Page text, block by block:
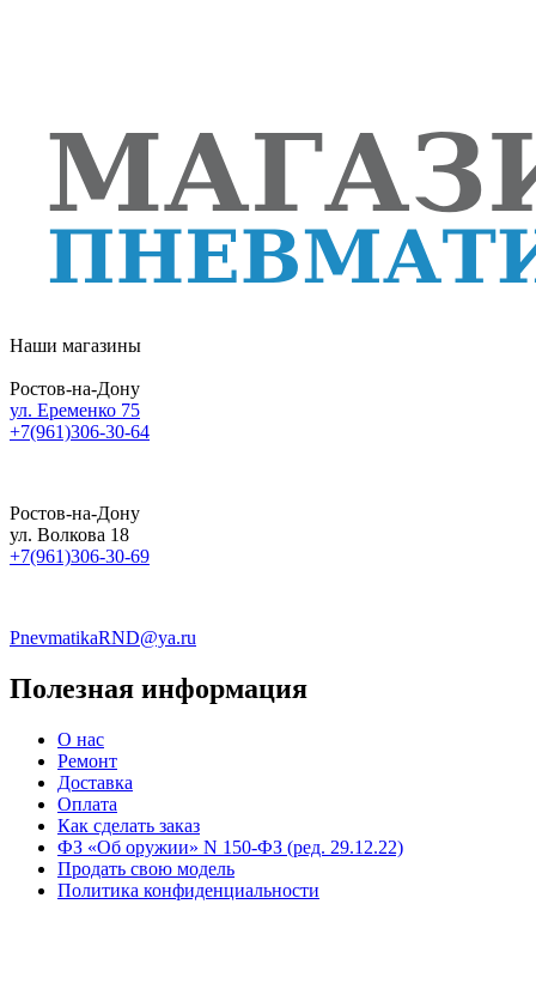
Наши магазины
Ростов-на-Дону
ул. Еременко 75
+7(961)306-30-64
Ростов-на-Дону
ул. Волкова 18
+7(961)306-30-69
PnevmatikaRND@ya.ru
Полезная информация
О нас
Ремонт
Доставка
Оплата
Как сделать заказ
ФЗ «Об оружии» N 150-ФЗ (ред. 29.12.22)
Продать свою модель
Политика конфиденциальности